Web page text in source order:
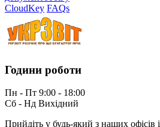
CloudKey FAQs
Години роботи
Пн - Пт 9:00 - 18:00
Сб - Нд Вихідний
Прийдіть у будь-який з наших офісів і